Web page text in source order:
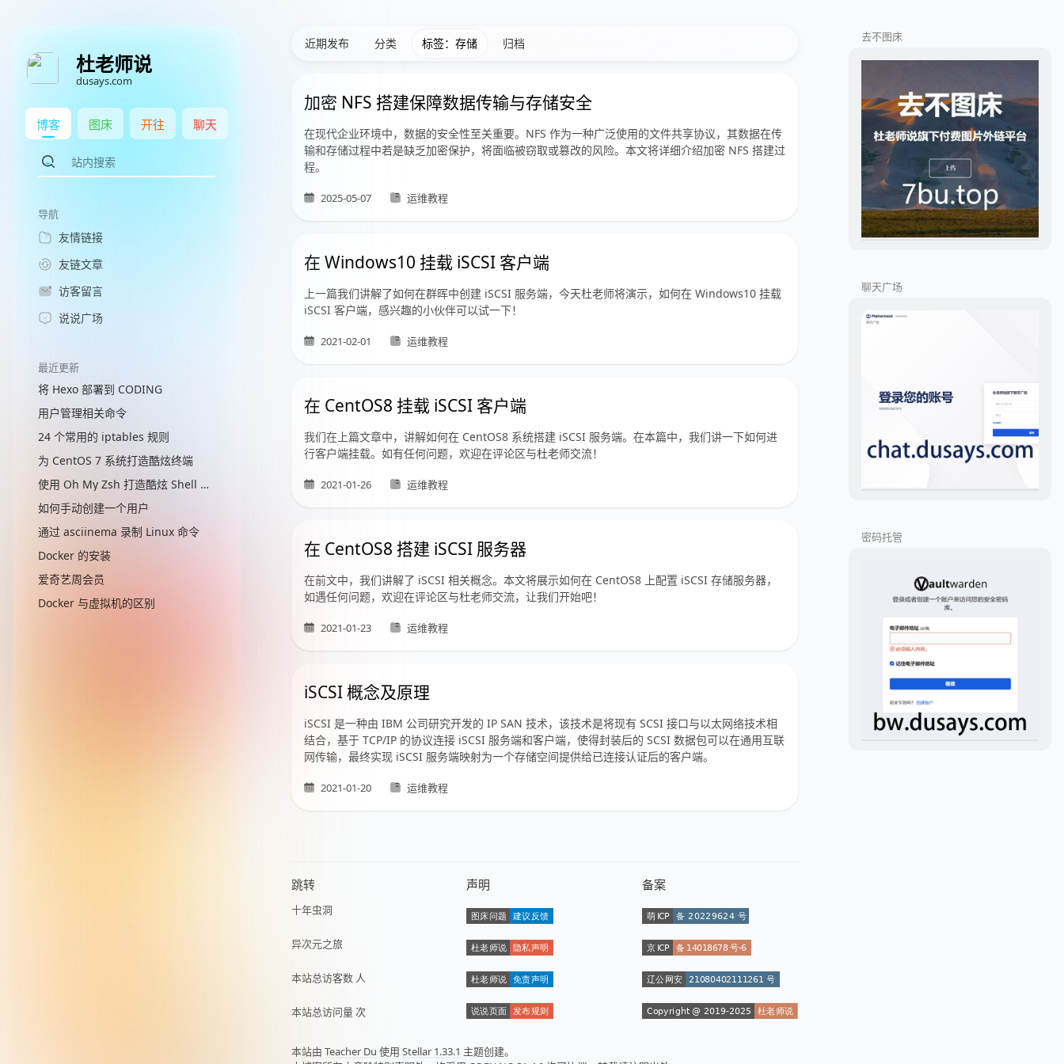
杜老师说
dusays.com
博客 图床 开往 聊天
导航
友情链接
友链文章
访客留言
说说广场
最近更新
将 Hexo 部署到 CODING
用户管理相关命令
24 个常用的 iptables 规则
为 CentOS 7 系统打造酷炫终端
使用 Oh My Zsh 打造酷炫 Shell 终端
如何手动创建一个用户
通过 asciinema 录制 Linux 命令
Docker 的安装
爱奇艺周会员
Docker 与虚拟机的区别
近期发布 分类 标签：存储 归档
加密 NFS 搭建保障数据传输与存储安全
在现代企业环境中，数据的安全性至关重要。NFS 作为一种广泛使用的文件共享协议，其数据在传
输和存储过程中若是缺乏加密保护，将面临被窃取或篡改的风险。本文将详细介绍加密 NFS 搭建过
程。
2025-05-07 运维教程
在 Windows10 挂载 iSCSI 客户端
上一篇我们讲解了如何在群晖中创建 iSCSI 服务端，今天杜老师将演示，如何在 Windows10 挂载
iSCSI 客户端，感兴趣的小伙伴可以试一下！
2021-02-01 运维教程
在 CentOS8 挂载 iSCSI 客户端
我们在上篇文章中，讲解如何在 CentOS8 系统搭建 iSCSI 服务端。在本篇中，我们讲一下如何进
行客户端挂载。如有任何问题，欢迎在评论区与杜老师交流！
2021-01-26 运维教程
在 CentOS8 搭建 iSCSI 服务器
在前文中，我们讲解了 iSCSI 相关概念。本文将展示如何在 CentOS8 上配置 iSCSI 存储服务器，
如遇任何问题，欢迎在评论区与杜老师交流，让我们开始吧！
2021-01-23 运维教程
iSCSI 概念及原理
iSCSI 是一种由 IBM 公司研究开发的 IP SAN 技术，该技术是将现有 SCSI 接口与以太网络技术相
结合，基于 TCP/IP 的协议连接 iSCSI 服务端和客户端，使得封装后的 SCSI 数据包可以在通用互联
网传输，最终实现 iSCSI 服务端映射为一个存储空间提供给已连接认证后的客户端。
2021-01-20 运维教程
跳转
十年虫洞
异次元之旅
本站总访客数 人
本站总访问量次
声明 备案
本站由 Teacher Du 使用 Stellar 1.33.1 主题创建。
去不图床
聊天广场
密码托管